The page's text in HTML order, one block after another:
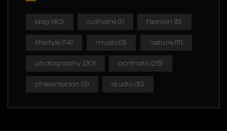
blog (40) culinaire (1) fashion (6)
lifestyle (14) music(3) nature (11)
photography (20) portraits(28)
présentation (3) studio(15)